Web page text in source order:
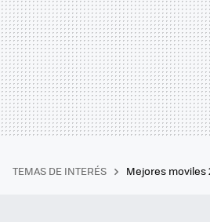
TEMAS DE INTERÉS Mejores moviles